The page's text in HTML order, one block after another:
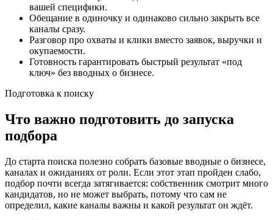
вашей специфики.
Обещание в одиночку и одинаково сильно закрыть все
каналы сразу.
Разговор про охваты и клики вместо заявок, выручки и
окупаемости.
Готовность гарантировать быстрый результат «под
ключ» без вводных о бизнесе.
Подготовка к поиску
Что важно подготовить до запуска
подбора
До старта поиска полезно собрать базовые вводные о бизнесе,
каналах и ожиданиях от роли. Если этот этап пройден слабо,
подбор почти всегда затягивается: собственник смотрит много
кандидатов, но не может выбрать, потому что сам не
определил, какие каналы важны и какой результат он ждёт.